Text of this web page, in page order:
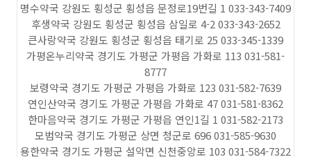
명수약국 강원도 횡성군 횡성읍 문정로19번길 1 033-343-7409
후생약국 강원도 횡성군 횡성읍 삼일로 4-2 033-343-2652
큰사랑약국 강원도 횡성군 횡성읍 태기로 25 033-345-1339
가평온누리약국 경기도 가평군 가평읍 가화로 113 031-581-
8777
보령약국 경기도 가평군 가평읍 가화로 123 031-582-7639
연인산약국 경기도 가평군 가평읍 가화로 47 031-581-8362
한마음약국 경기도 가평군 가평읍 연인1길 1 031-582-2173
모범약국 경기도 가평군 상면 청군로 696 031-585-9630
용한약국 경기도 가평군 설악면 신천중앙로 103 031-584-7322